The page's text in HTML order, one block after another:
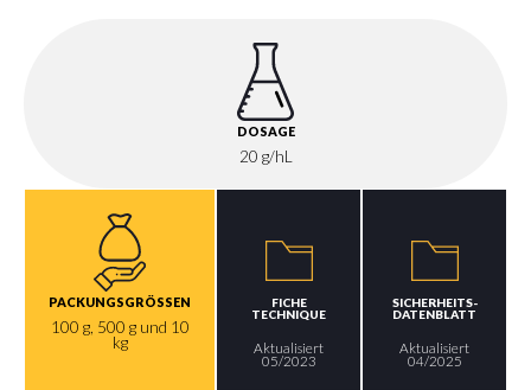
DOSAGE
20 g/hL
PACKUNGSGRÖSSEN
100 g, 500 g und 10
kg
FICHE
TECHNIQUE
Aktualisiert
05/2023
SICHERHEITS-
DATENBLATT
Aktualisiert
04/2025